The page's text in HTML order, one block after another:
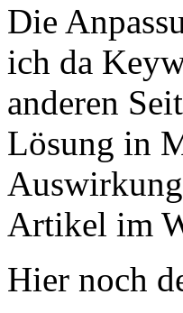
Die
ich da
anderen
Lösung in
Artikel im
Hier noch